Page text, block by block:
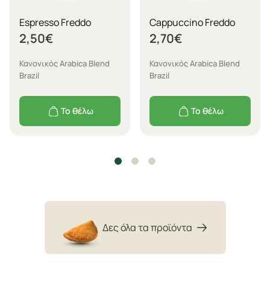
Espresso Freddo
2,50€
Κανονικός Arabica Blend
Brazil
Το θέλω
Cappuccino Freddo
2,70€
Κανονικός Arabica Blend
Brazil
Το θέλω
Δες όλα τα προϊόντα